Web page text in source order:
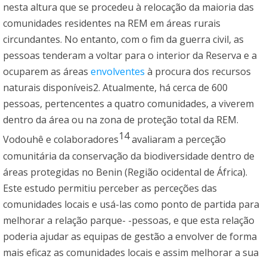
nesta altura que se procedeu à relocação da maioria das
comunidades residentes na REM em áreas rurais
circundantes. No entanto, com o fim da guerra civil, as
pessoas tenderam a voltar para o interior da Reserva e a
ocuparem as áreas envolventes à procura dos recursos
naturais disponíveis2. Atualmente, há cerca de 600
pessoas, pertencentes a quatro comunidades, a viverem
dentro da área ou na zona de proteção total da REM.
Vodouhê e colaboradores14avaliaram a perceção
comunitária da conservação da biodiversidade dentro de
áreas protegidas no Benin (Região ocidental de África).
Este estudo permitiu perceber as perceções das
comunidades locais e usá-las como ponto de partida para
melhorar a relação parque- -pessoas, e que esta relação
poderia ajudar as equipas de gestão a envolver de forma
mais eficaz as comunidades locais e assim melhorar a sua